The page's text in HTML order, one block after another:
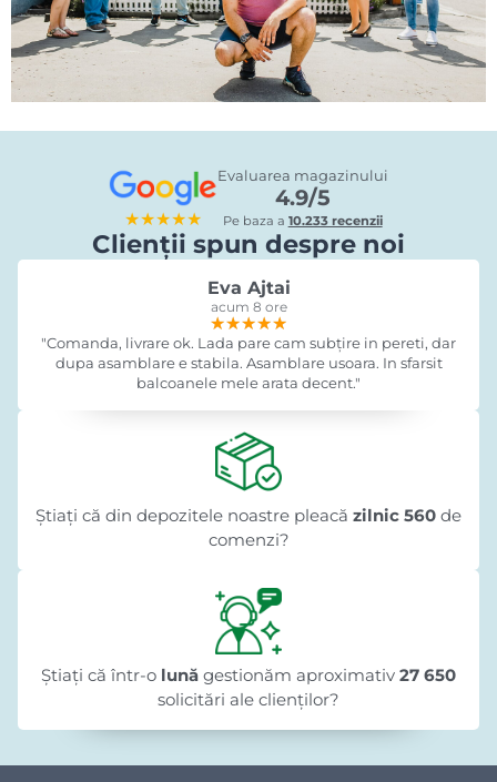
★★★★★
Evaluarea magazinului
4.9/5
Pe baza a 10.233 recenzii
Clienții spun despre noi
Eva Ajtai
acum 8 ore
★★★★★
★★★★★
★★★★★
"Comanda, livrare ok. Lada pare cam subțire in pereti, dar
dupa asamblare e stabila. Asamblare usoara. In sfarsit
balcoanele mele arata decent."
Știați că din depozitele noastre pleacă zilnic 560 de
comenzi?
Știați că într-o lună gestionăm aproximativ 27 650
solicitări ale clienților?